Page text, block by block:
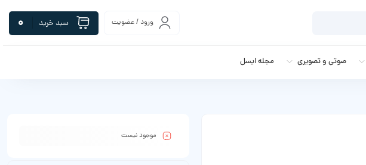
ورود / عضویت سبد خرید 0
صوتی و تصویری مجله ایسل
موجود نیست